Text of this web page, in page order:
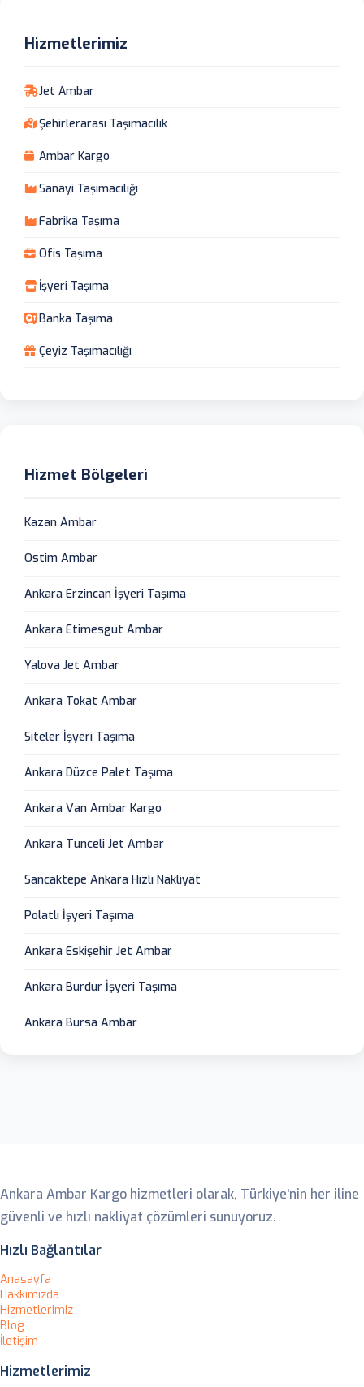
Hizmetlerimiz
Jet Ambar
Şehirlerarası Taşımacılık
Ambar Kargo
Sanayi Taşımacılığı
Fabrika Taşıma
Ofis Taşıma
İşyeri Taşıma
Banka Taşıma
Çeyiz Taşımacılığı
Hizmet Bölgeleri
Kazan Ambar
Ostim Ambar
Ankara Erzincan İşyeri Taşıma
Ankara Etimesgut Ambar
Yalova Jet Ambar
Ankara Tokat Ambar
Siteler İşyeri Taşıma
Ankara Düzce Palet Taşıma
Ankara Van Ambar Kargo
Ankara Tunceli Jet Ambar
Sancaktepe Ankara Hızlı Nakliyat
Polatlı İşyeri Taşıma
Ankara Eskişehir Jet Ambar
Ankara Burdur İşyeri Taşıma
Ankara Bursa Ambar
Ankara Ambar Kargo hizmetleri olarak, Türkiye'nin her iline
güvenli ve hızlı nakliyat çözümleri sunuyoruz.
Hızlı Bağlantılar
Anasayfa
Hakkımızda
Hizmetlerimiz
Blog
İletişim
Hizmetlerimiz